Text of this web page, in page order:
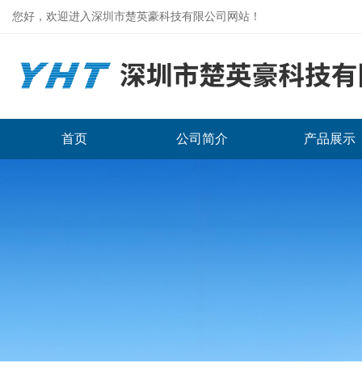
您好，欢迎进入深圳市楚英豪科技有限公司网站！
首页 公司简介 产品展示